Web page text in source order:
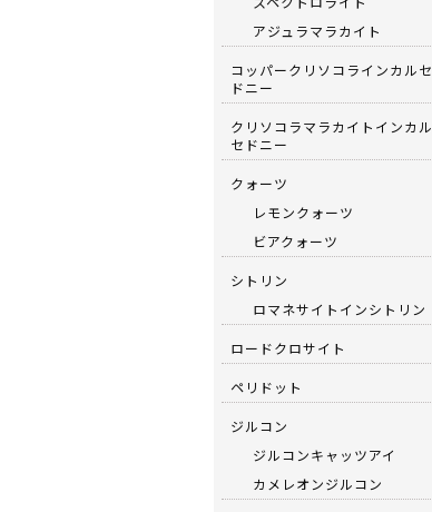
アジュラマラカイト
コッパークリソコラインカルセ
ドニー
クリソコラマラカイトインカル
セドニー
クォーツ
レモンクォーツ
ビアクォーツ
シトリン
ロマネサイトインシトリン
ロードクロサイト
ペリドット
ジルコン
ジルコンキャッツアイ
カメレオンジルコン